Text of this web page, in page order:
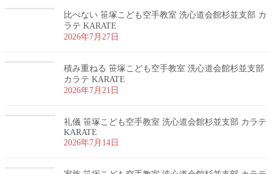
比べない 笹塚こども空手教室 洗心道会館杉並支部 カ
ラテ KARATE
2026年7月27日
積み重ねる 笹塚こども空手教室 洗心道会館杉並支部
カラテ KARATE
2026年7月21日
礼儀 笹塚こども空手教室 洗心道会館杉並支部 カラテ
KARATE
2026年7月14日